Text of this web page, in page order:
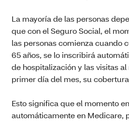
La mayoría de las personas
que con el Seguro Social, el
las personas comienza cuando
65 años, se lo inscribirá
de hospitalización y las visitas
primer día del mes, su
Esto significa que el momento
automáticamente en Medicare,